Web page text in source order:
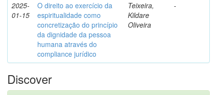
2025-
01-15
O direito ao exercício da
espiritualidade como
concretização do princípio
da dignidade da pessoa
humana através do
compliance jurídico
Teixeira,
Kildare
Oliveira
-
Discover